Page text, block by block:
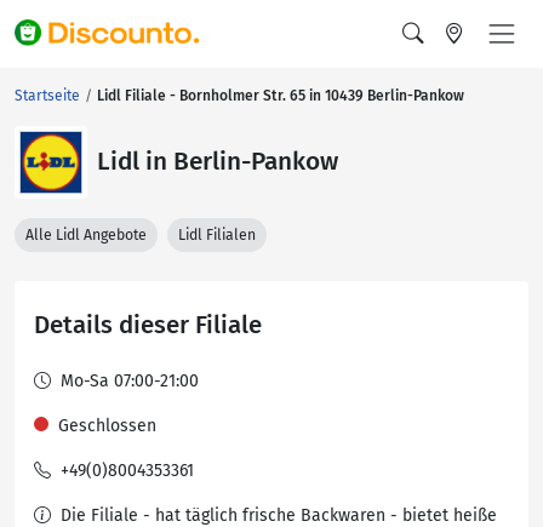
Startseite Lidl Filiale - Bornholmer Str. 65 in 10439 Berlin-Pankow
Lidl in Berlin-Pankow
Alle Lidl Angebote Lidl Filialen
Details dieser Filiale
Mo-Sa 07:00-21:00
Geschlossen
+49(0)8004353361
Die Filiale - hat täglich frische Backwaren - bietet heiße